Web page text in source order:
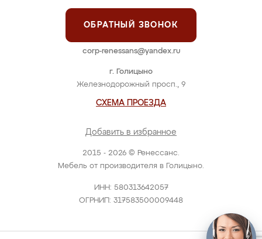
2015 - 2026 © Ренессанс.
Мебель от производителя в Голицыно.
ИНН: 580313642057
ОГРНИП: 317583500009448
г. Голицыно
Железнодорожный просп., 9
СХЕМА ПРОЕЗДА
Добавить в избранное
ОБРАТНЫЙ ЗВОНОК
corp-renessans@yandex.ru